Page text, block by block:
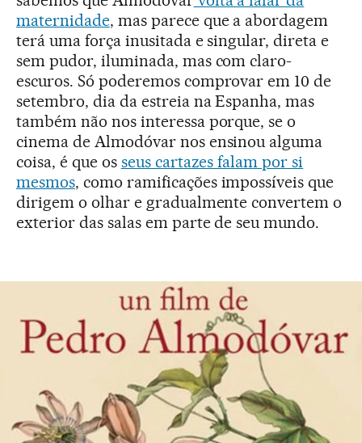
maternidade, mas parece que a abordagem
terá uma força inusitada e singular, direta e
sem pudor, iluminada, mas com claro-
escuros. Só poderemos comprovar em 10 de
setembro, dia da estreia na Espanha, mas
também não nos interessa porque, se o
cinema de Almodóvar nos ensinou alguma
coisa, é que os seus cartazes falam por si
mesmos, como ramificações impossíveis que
dirigem o olhar e gradualmente convertem o
exterior das salas em parte de seu mundo.